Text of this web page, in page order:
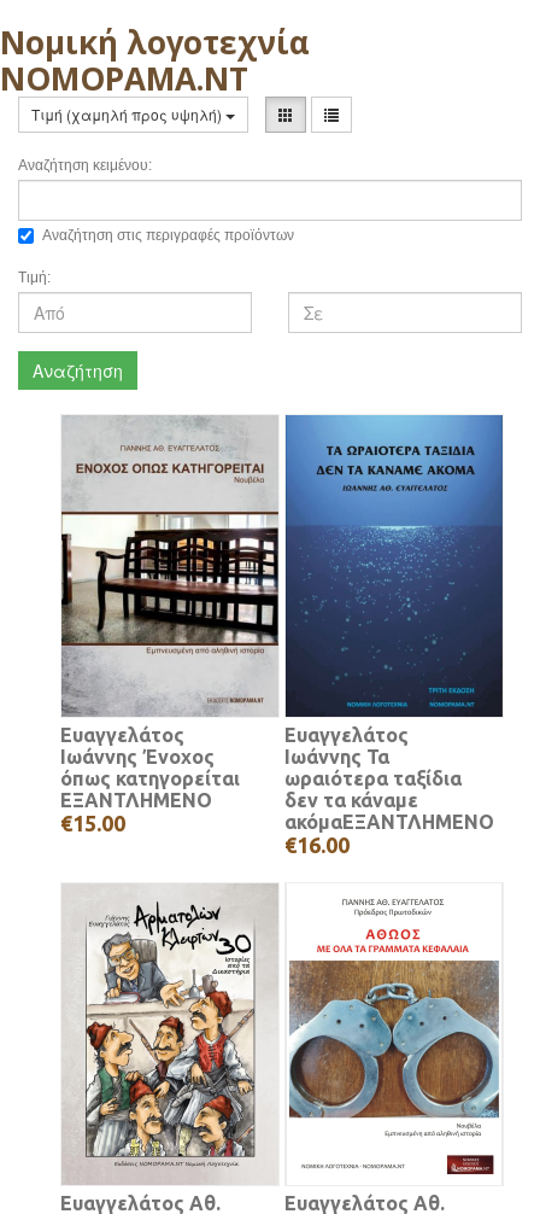
Νομική λογοτεχνία
ΝΟΜΟΡΑΜΑ.ΝΤ
Τιμή (χαμηλή προς υψηλή)
Αναζήτηση κειμένου:
Αναζήτηση στις περιγραφές προϊόντων
Τιμή:
Αναζήτηση
Ευαγγελάτος
Ιωάννης Ένοχος
όπως κατηγορείται
ΕΞΑΝΤΛΗΜΕΝΟ
€15.00
Ευαγγελάτος
Ιωάννης Τα
ωραιότερα ταξίδια
δεν τα κάναμε
ακόμαΕΞΑΝΤΛΗΜΕΝΟ
€16.00
Ευαγγελάτος Αθ.
Ευαγγελάτος Αθ.